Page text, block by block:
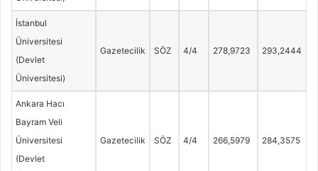
İstanbul
Üniversitesi
(Devlet
Üniversitesi)
Gazetecilik SÖZ 4/4 278,9723 293,2444
Ankara Hacı
Bayram Veli
Üniversitesi
(Devlet
Gazetecilik SÖZ 4/4 266,5979 284,3575